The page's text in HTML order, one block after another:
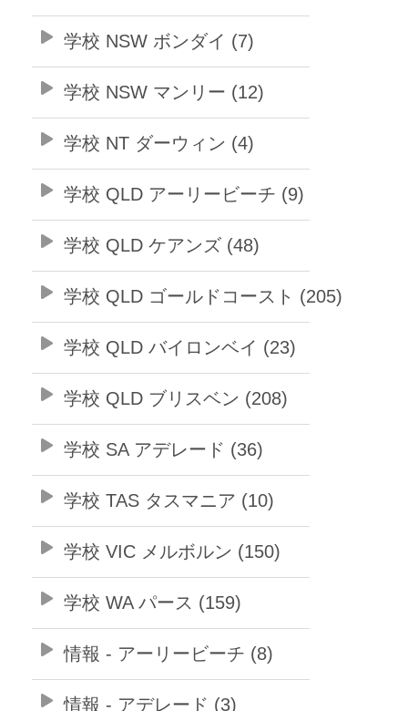
学校 NSW ボンダイ (7)
学校 NSW マンリー (12)
学校 NT ダーウィン (4)
学校 QLD アーリービーチ (9)
学校 QLD ケアンズ (48)
学校 QLD ゴールドコースト (205)
学校 QLD バイロンベイ (23)
学校 QLD ブリスベン (208)
学校 SA アデレード (36)
学校 TAS タスマニア (10)
学校 VIC メルボルン (150)
学校 WA パース (159)
情報 - アーリービーチ (8)
情報 - アデレード (3)